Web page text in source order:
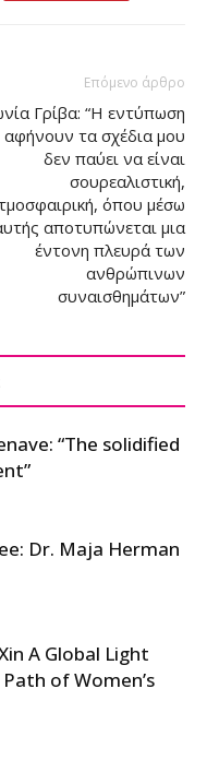
Επόμενο άρθρο
Γρίβα: “Η εντύπωση
τα σχέδια μου
δεν παύει να είναι
σουρεαλιστική,
όπου μέσω
αποτυπώνεται μια
έντονη πλευρά των
ανθρώπινων
συναισθημάτων”
“The solidified
Dr. Maja Herman
A Global Light
of Women’s